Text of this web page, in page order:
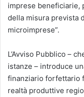
imprese beneficiarie,
della misura prevista
microimprese”.
L’Avviso Pubblico –
istanze – introduce
finanziario forfettario
realtà produttive